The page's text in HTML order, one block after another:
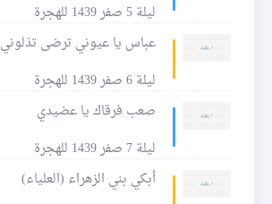
ليلة 5 صفر 1439 للهجرة
عباس يا عيوني ترضى تذلوني
ليلة 6 صفر 1439 للهجرة
صعب فرقاك يا عضيدي
ليلة 7 صفر 1439 للهجرة
أبكي بني الزهراء (العلياء)